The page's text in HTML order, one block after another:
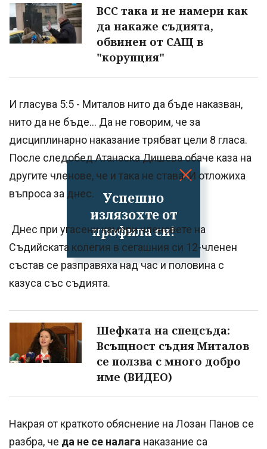
Успешно
излязохте от
профила си!
ВСС така и не намери как
да накаже съдията,
обвинен от САЩ в
"корупция"
И гласува 5:5 - Миталов нито да бъде наказван,
нито да не бъде... Да не говорим, че за
дисциплинарно наказание трябват цели 8 гласа.
После следобед Атанаска Дишева обаче каза на
другите членове, че и така не става. И отложиха
въпроса за днес.
Днес при угасени камери членовете на
Съдийската колегия в сегашния си 12-членен
състав се разправяха над час и половина с
казуса със съдията.
Шефката на спецсъда:
Всъщност съдия Миталов
се ползва с много добро
име (ВИДЕО)
Накрая от краткото обяснение на Лозан Панов се
разбра, че да не се налага наказание са